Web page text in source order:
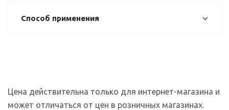
Способ применения
Цена действительна только для интернет-магазина и
может отличаться от цен в розничных магазинах.